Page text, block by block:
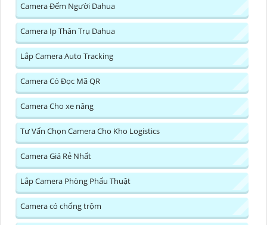
Camera Đếm Người Dahua
Camera Ip Thân Trụ Dahua
Lắp Camera Auto Tracking
Camera Có Đọc Mã QR
Camera Cho xe nâng
Tư Vấn Chọn Camera Cho Kho Logistics
Camera Giá Rẻ Nhất
Lắp Camera Phòng Phẩu Thuật
Camera có chống trộm